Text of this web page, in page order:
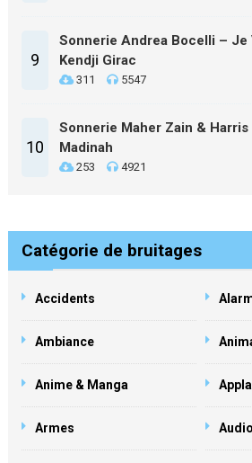
9
Sonnerie Andrea Bocelli – Je
Kendji Girac
311 5547
10
Sonnerie Maher Zain & Harris
Madinah
253 4921
Catégorie de bruitages
Accidents
Ambiance
Anime & Manga
Armes